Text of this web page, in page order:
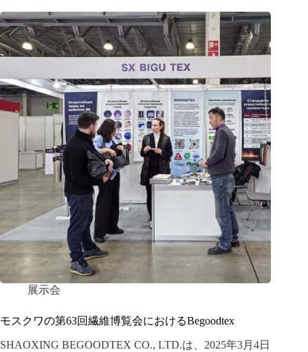
展示会
モスクワの第63回繊維博覧会におけるBegoodtex
SHAOXING BEGOODTEX CO., LTD.は、2025年3月4日